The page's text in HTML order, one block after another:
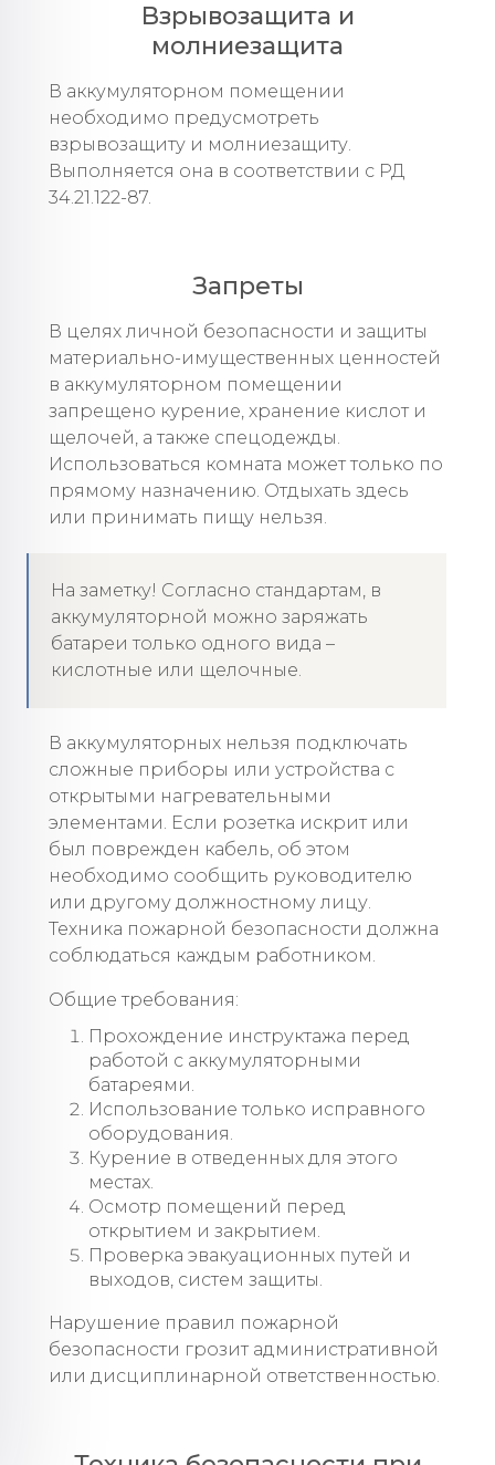
Взрывозащита и
молниезащита
В аккумуляторном помещении
необходимо предусмотреть
взрывозащиту и молниезащиту.
Выполняется она в соответствии с РД
34.21.122-87.
Запреты
В целях личной безопасности и защиты
материально-имущественных ценностей
в аккумуляторном помещении
запрещено курение, хранение кислот и
щелочей, а также спецодежды.
Использоваться комната может только по
прямому назначению. Отдыхать здесь
или принимать пищу нельзя.
На заметку! Согласно стандартам, в
аккумуляторной можно заряжать
батареи только одного вида –
кислотные или щелочные.
В аккумуляторных нельзя подключать
сложные приборы или устройства с
открытыми нагревательными
элементами. Если розетка искрит или
был поврежден кабель, об этом
необходимо сообщить руководителю
или другому должностному лицу.
Техника пожарной безопасности должна
соблюдаться каждым работником.
Общие требования:
Прохождение инструктажа перед
работой с аккумуляторными
батареями.
Использование только исправного
оборудования.
Курение в отведенных для этого
местах.
Осмотр помещений перед
открытием и закрытием.
Проверка эвакуационных путей и
выходов, систем защиты.
Нарушение правил пожарной
безопасности грозит административной
или дисциплинарной ответственностью.